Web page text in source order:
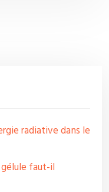
radiative dans le
faut-il